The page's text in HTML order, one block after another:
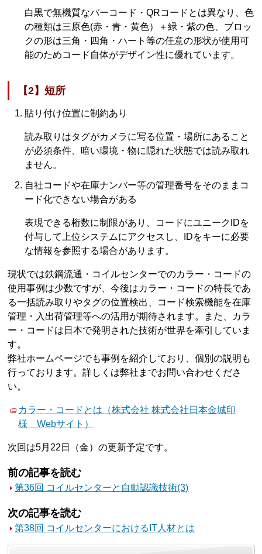
白黒で無機質なバーコード・QRコードとは異なり、色
の種類は三原色(赤・青・黄色）＋緑・紫の色、ブロッ
クの形は三角・四角・ハート等の任意の形状が使用可
能のためコード自体がデザイン性に優れています。
【2】短所
貼り付け位置に制約あり
読み取りはタグがカメラに写る位置・場所にあること
が必須条件、暗い環境・物に隠れた状態では読み取れ
ません。
自社コードや在庫ナンバー等の管理番号をそのままコ
ード化できない場合がある
表現できる桁数に制限があり、コードにユニークIDを
付与して上位システムにアクセスし、IDをキーに必要
な情報を参照する場合があります。
現状では鉄鋼流通・コイルセンターでのカラー・コードの
使用事例は少数ですが、今後はカラー・コードの特長であ
る一括読み取りやタグの位置検出、コード検索機能を在庫
管理・入出荷管理等への活用が期待されます。また、カラ
ー・コードは日本で発明された技術が世界を牽引していま
す。
弊社ホームページでも事例を紹介しており、個別の説明も
行っております。詳しくは弊社までお問い合わせくださ
い。
カラー・コードとは（株式会社 株式会社日本金城印
様 Webサイト）
次回は5月22日（金）の更新予定です。
前の記事を読む
第36回 コイルセンターと自動認識技術(3)
次の記事を読む
第38回 コイルセンターにおけるIT人材とは